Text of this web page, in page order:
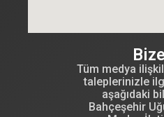
Tüm medya
taleplerinizle
aşağıdaki
Bahçeşehir